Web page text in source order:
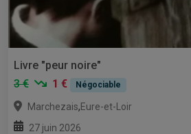
Livre "peur noire"
3 €
1 € Négociable
Marchezais,Eure-et-Loir
27 juin 2026